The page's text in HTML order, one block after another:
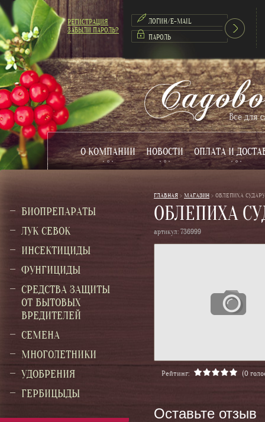
О КОМПАНИИ НОВОСТИ ОПЛАТА И
РЕГИСТРАЦИЯ
ЗАБЫЛИ ПАРОЛЬ?
БИОПРЕПАРАТЫ
ЛУК СЕВОК
ИНСЕКТИЦИДЫ
ФУНГИЦИДЫ
СРЕДСТВА ЗАЩИТЫ
ОТ БЫТОВЫХ
ВРЕДИТЕЛЕЙ
СЕМЕНА
МНОГОЛЕТНИКИ
УДОБРЕНИЯ
ГЕРБИЦЫДЫ
ГЛАВНАЯ > МАГАЗИН > ОБЛЕПИХА
ОБЛЕПИХА
артикул: 736999
Рейтинг: (0
Оставьте отзыв